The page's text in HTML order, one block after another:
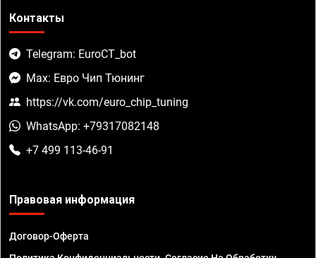
Контакты
Telegram: EuroCT_bot
Max: Евро Чип Тюнинг
https://vk.com/euro_chip_tuning
WhatsApp: +79317082148
+7 499 113-46-91
Правовая информация
Договор-Оферта